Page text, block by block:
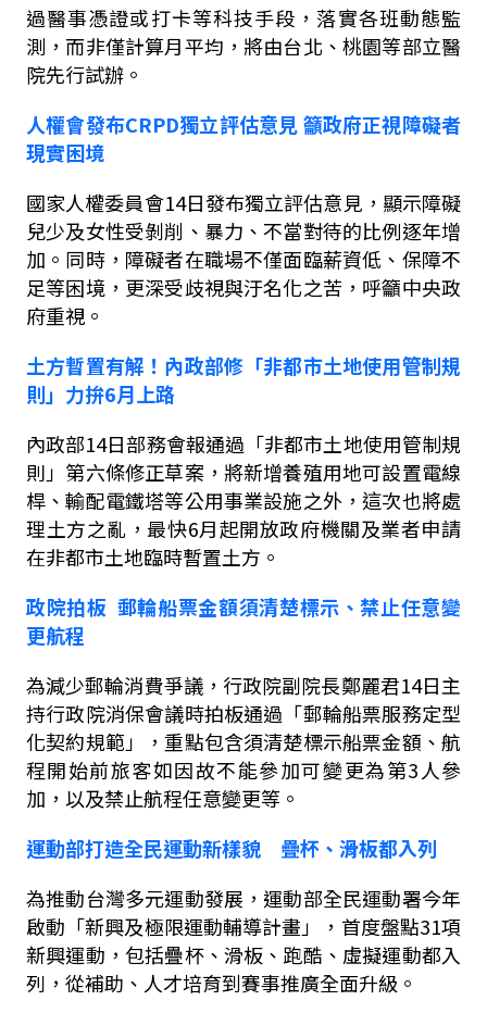
過醫事憑證或打卡等科技手段，落實各班動態監
測，而非僅計算月平均，將由台北、桃園等部立醫
院先行試辦。
人權會發布CRPD獨立評估意見籲政府正視障礙者
現實困境
國家人權委員會14日發布獨立評估意見，顯示障礙
兒少及女性受剝削、暴力、不當對待的比例逐年增
加。同時，障礙者在職場不僅面臨薪資低、保障不
足等困境，更深受歧視與汙名化之苦，呼籲中央政
府重視。
土方暫置有解！內政部修「非都市土地使用管制規
則」力拚6月上路
內政部14日部務會報通過「非都市土地使用管制規
則」第六條修正草案，將新增養殖用地可設置電線
桿、輸配電鐵塔等公用事業設施之外，這次也將處
理土方之亂，最快6月起開放政府機關及業者申請
在非都市土地臨時暫置土方。
政院拍板 郵輪船票金額須清楚標示、禁止任意變
更航程
為減少郵輪消費爭議，行政院副院長鄭麗君14日主
持行政院消保會議時拍板通過「郵輪船票服務定型
化契約規範」，重點包含須清楚標示船票金額、航
程開始前旅客如因故不能參加可變更為第3 人參
加，以及禁止航程任意變更等。
運動部打造全民運動新樣貌 疊杯、滑板都入列
為推動台灣多元運動發展，運動部全民運動署今年
啟動「新興及極限運動輔導計畫」，首度盤點31項
新興運動，包括疊杯、滑板、跑酷、虛擬運動都入
列，從補助、人才培育到賽事推廣全面升級。